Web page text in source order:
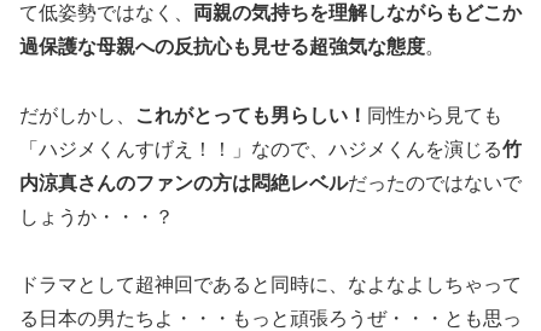
て低姿勢ではなく、 両親の気持ちを理解しながらもどこか
過保護な母親への反抗心も見せる超強気な態度。
だがしかし、 これがとっても男らしい！ 同性から見ても
「ハジメくんすげえ！！」なので、ハジメくんを演じる竹
内涼真さんのファンの方は悶絶レベルだったのではないで
しょうか・・・？
ドラマとして超神回であると同時に、なよなよしちゃって
る日本の男たちよ・・・もっと頑張ろうぜ・・・とも思っ